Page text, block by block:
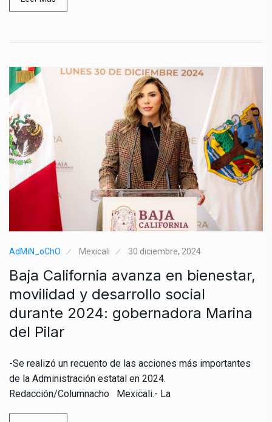
AdMiN_oChO Mexicali 30 diciembre, 2024
Baja California avanza en bienestar,
movilidad y desarrollo social
durante 2024: gobernadora Marina
del Pilar
-Se realizó un recuento de las acciones más importantes
de la Administración estatal en 2024.
Redacción/Columnacho Mexicali.- La